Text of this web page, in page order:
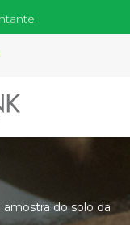
do solo da